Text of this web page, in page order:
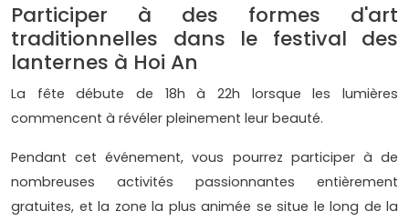
Participer à des formes d'art
traditionnelles dans le festival des
lanternes à Hoi An
La fête débute de 18h à 22h lorsque les lumières
commencent à révéler pleinement leur beauté.
Pendant cet événement, vous pourrez participer à de
nombreuses activités passionnantes entièrement
gratuites, et la zone la plus animée se situe le long de la